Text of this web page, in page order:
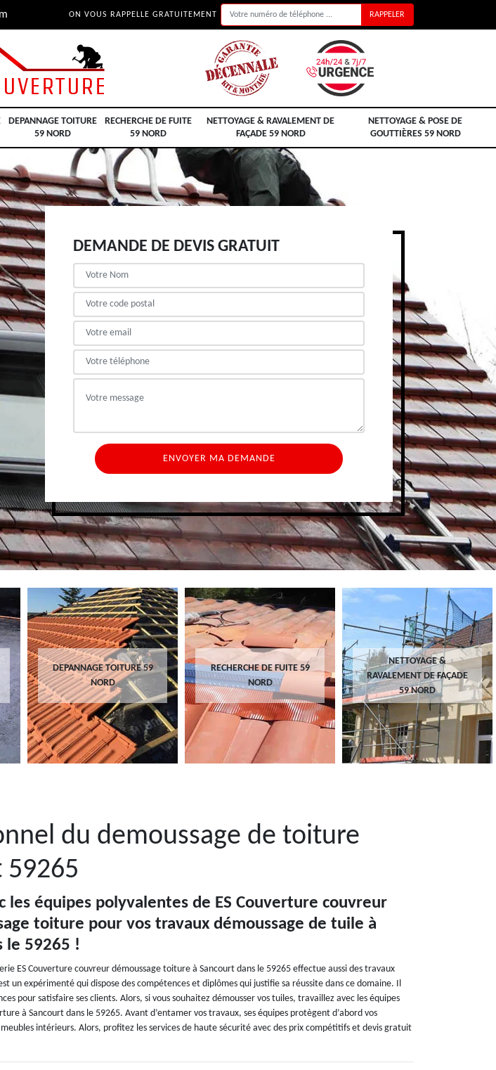
ON VOUS RAPPELLE GRATUITEMENT
DEPANNAGE TOITURE
59 NORD
RECHERCHE DE FUITE
59 NORD
NETTOYAGE & RAVALEMENT DE
FAÇADE 59 NORD
NETTOYAGE & POSE DE
GOUTTIÈRES 59 NORD
DEMANDE DE DEVIS GRATUIT
DEPANNAGE TOITURE 59
NORD
RECHERCHE DE FUITE 59
NORD
NETTOYAGE &
RAVALEMENT DE FAÇADE
59 NORD
du demoussage de toiture
59265
les équipes polyvalentes de ES Couverture couvreur
toiture pour vos travaux démoussage de tuile à
le 59265 !
ES Couverture couvreur démoussage toiture à Sancourt dans le 59265 effectue aussi des travaux
un expérimenté qui dispose des compétences et diplômes qui justifie sa réussite dans ce domaine. Il
pour satisfaire ses clients. Alors, si vous souhaitez démousser vos tuiles, travaillez avec les équipes
à Sancourt dans le 59265. Avant d’entamer vos travaux, ses équipes protègent d’abord vos
intérieurs. Alors, profitez les services de haute sécurité avec des prix compétitifs et devis gratuit